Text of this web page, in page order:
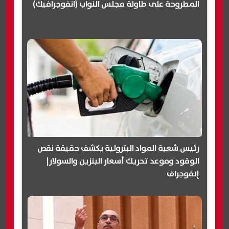
المطروحة على طاولة مجلس النواب (انفوجرافيك)
رئيس شعبة المواد البترولية يكشف حقيقة نقص
الوقود وموعد تحريك أسعار البنزين والسولار|
إنفوجراف